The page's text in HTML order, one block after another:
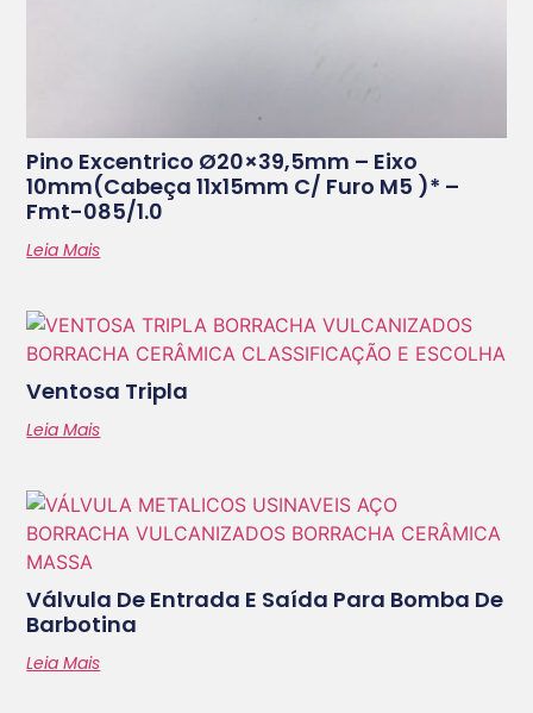
Pino Excentrico Ø20×39,5mm – Eixo
10mm(cabeça 11x15mm C/ Furo M5 )* –
Fmt-085/1.0
Leia Mais
Ventosa Tripla
Leia Mais
Válvula De Entrada E Saída Para Bomba De
Barbotina
Leia Mais